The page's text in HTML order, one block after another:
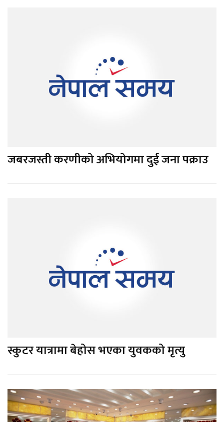
जबरजस्ती करणीको अभियोगमा दुई जना पक्राउ
स्कुटर यात्रामा बेहोस भएका युवकको मृत्यु